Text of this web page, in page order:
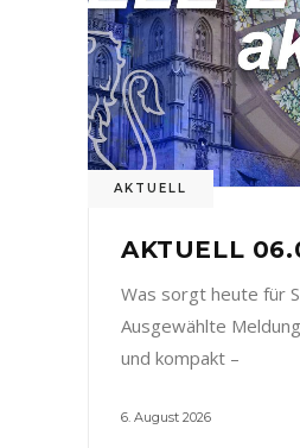
AKTUELL
AKTUELL
Was sorgt heute für
Ausgewählte
und kompakt –
6. August 2026